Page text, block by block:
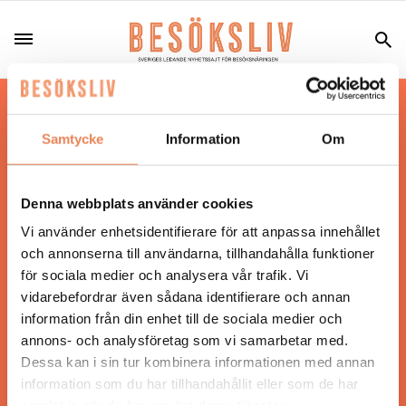
Samtycke Information Om
Denna webbplats använder cookies
Vi använder enhetsidentifierare för att anpassa innehållet
och annonserna till användarna, tillhandahålla funktioner
för sociala medier och analysera vår trafik. Vi
vidarebefordrar även sådana identifierare och annan
information från din enhet till de sociala medier och
annons- och analysföretag som vi samarbetar med.
Dessa kan i sin tur kombinera informationen med annan
information som du har tillhandahållit eller som de har
Hos oss läser du landets mest uppdaterade
nyheter och snackisar inom besöksnäringen.
Besöksliv i sin tryckta form är ett affärsmagasin
Tidningen ges ut avVisita
ANSVARIG UTGIVARE
Jonas Siljhammar
UPPHOVSRÄTT